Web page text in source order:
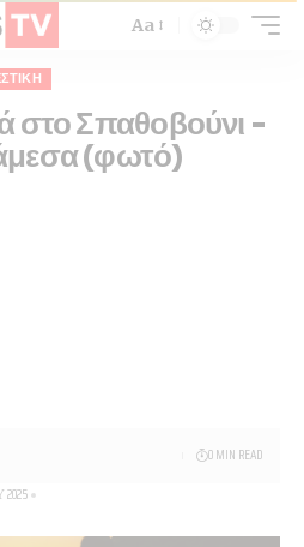
Aa
στο Σπαθοβούνι –
(φωτό)
0 MIN READ